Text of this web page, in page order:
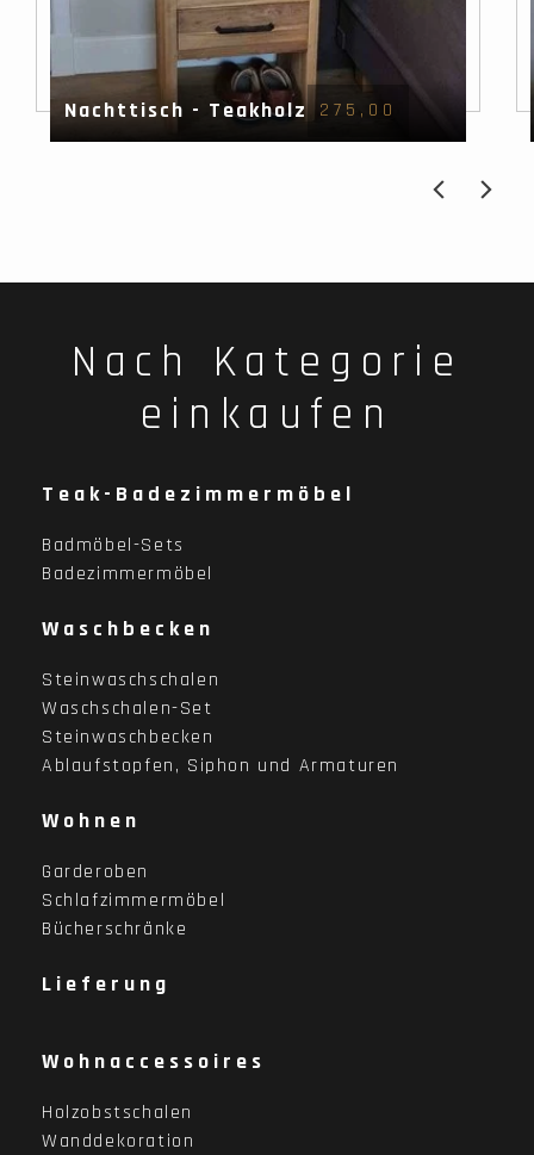
Nachttisch - Teakholz 275,00
Nach Kategorie
einkaufen
Teak-Badezimmermöbel
Badmöbel-Sets
Badezimmermöbel
Waschbecken
Steinwaschschalen
Waschschalen-Set
Steinwaschbecken
Ablaufstopfen, Siphon und Armaturen
Wohnen
Garderoben
Schlafzimmermöbel
Bücherschränke
Lieferung
Wohnaccessoires
Holzobstschalen
Wanddekoration